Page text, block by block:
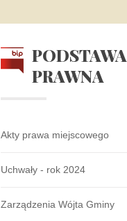
PODSTAWA
PRAWNA
Akty prawa miejscowego
Uchwały - rok 2024
Zarządzenia Wójta Gminy